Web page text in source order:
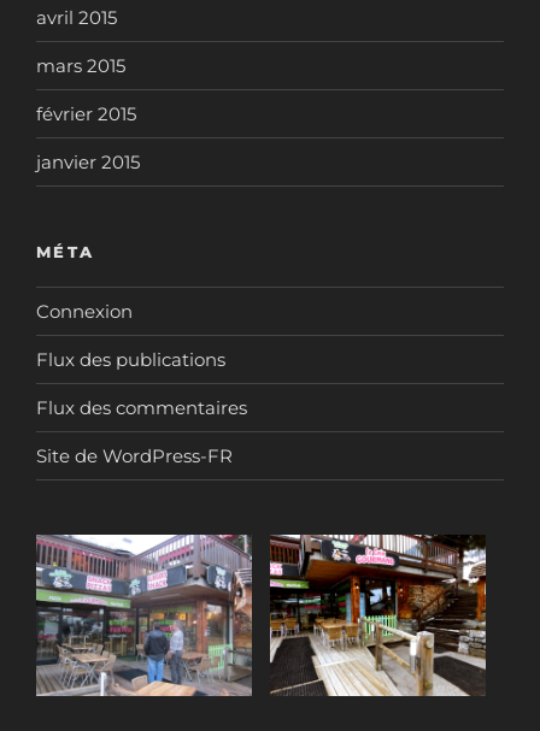
avril 2015
mars 2015
février 2015
janvier 2015
MÉTA
Connexion
Flux des publications
Flux des commentaires
Site de WordPress-FR